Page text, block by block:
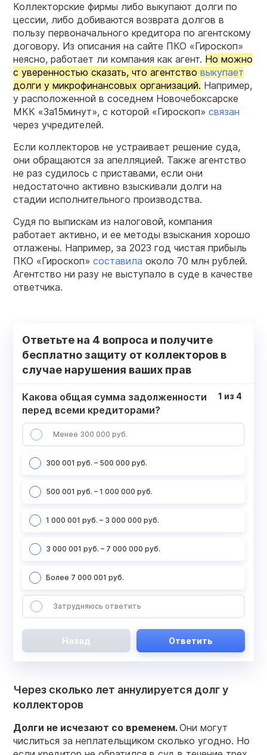
Коллекторские фирмы либо выкупают долги по
цессии, либо добиваются возврата долгов в
пользу первоначального кредитора по агентскому
договору. Из описания на сайте ПКО «Гироскоп»
неясно, работает ли компания как агент. Но можно
с уверенностью сказать, что агентство выкупает
долги у микрофинансовых организаций. Например,
у расположенной в соседнем Новочебоксарске
МКК «За15минут», с которой «Гироскоп» связан
через учредителей.
Если коллекторов не устраивает решение суда,
они обращаются за апелляцией. Также агентство
не раз судилось с приставами, если они
недостаточно активно взыскивали долги на
стадии исполнительного производства.
Судя по выпискам из налоговой, компания
работает активно, и ее методы взыскания хорошо
отлажены. Например, за 2023 год чистая прибыль
ПКО «Гироскоп» составила около 70 млн рублей.
Агентство ни разу не выступало в суде в качестве
ответчика.
Ответьте на 4 вопроса и получите
бесплатно защиту от коллекторов в
случае нарушения ваших прав
Какова общая сумма задолженности
перед всеми кредиторами?
Менее 300 000 руб.
300 001 руб. – 500 000 руб.
500 001 руб. – 1 000 000 руб.
1 000 001 руб. – 3 000 000 руб.
3 000 001 руб. – 7 000 000 руб.
Более 7 000 001 руб.
Затрудняюсь ответить
1 из 4
Назад Ответить
Через сколько лет аннулируется долг у
коллекторов
Долги не исчезают со временем.Они могут
числиться за неплательщиком сколько угодно. Но